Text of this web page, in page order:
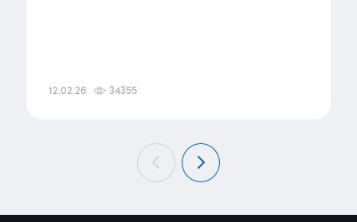
12.02.26 34355